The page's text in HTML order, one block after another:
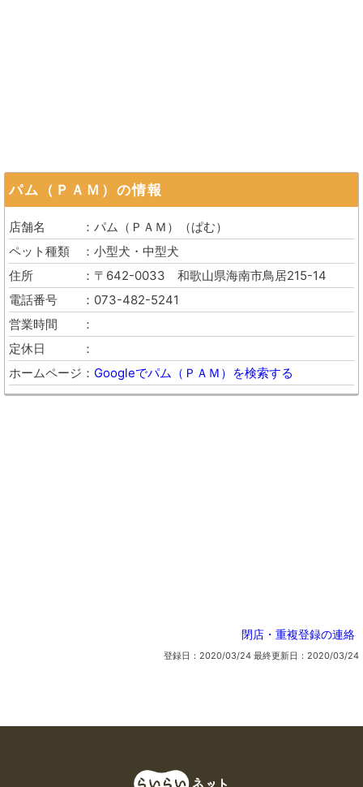
パム（ＰＡＭ） の情報
店舗名 パム（ＰＡＭ） （ぱむ）
ペット種類
小型犬・中型犬
住所
〒642-0033 和歌山県海南市鳥居215-14
電話番号
073-482-5241
営業時間
定休日
ホームページ
Googleでパム（ＰＡＭ）を検索する
閉店・重複登録の連絡
登録日：2020/03/24 最終更新日：2020/03/24